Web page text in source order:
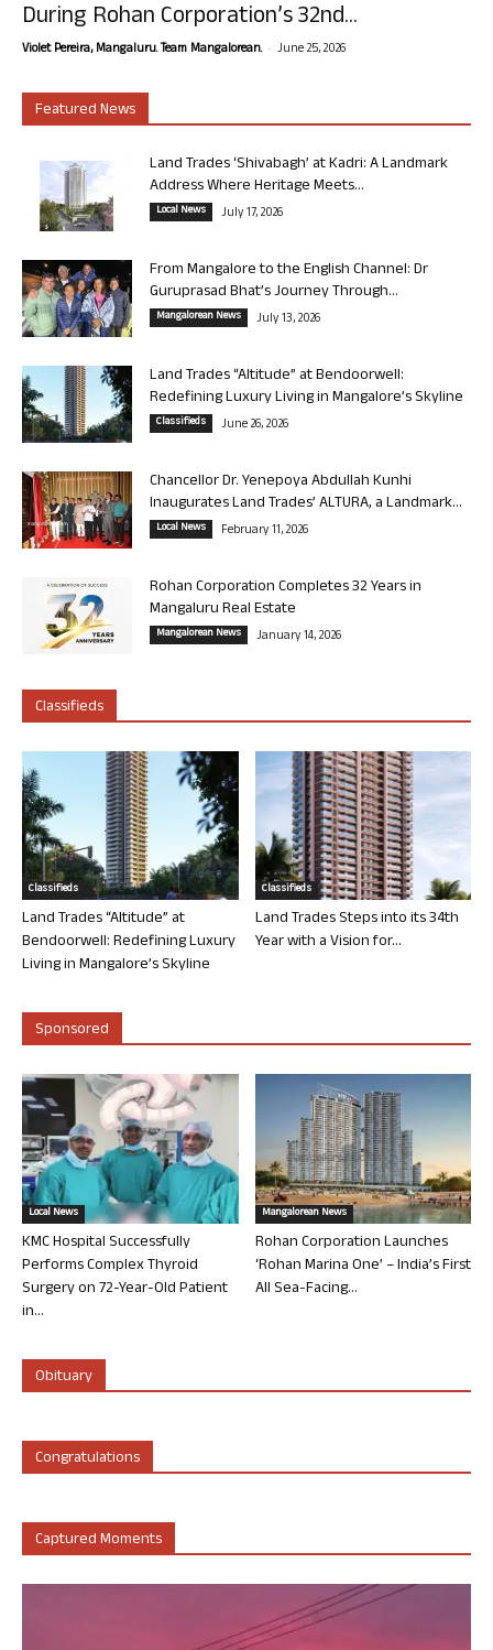
During Rohan Corporation’s 32nd...
Violet Pereira, Mangaluru. Team Mangalorean. - June 25, 2026
Featured News
Land Trades ‘Shivabagh’ at Kadri: A Landmark
Address Where Heritage Meets...
Local News July 17, 2026
From Mangalore to the English Channel: Dr
Guruprasad Bhat’s Journey Through...
Mangalorean News July 13, 2026
Land Trades “Altitude” at Bendoorwell:
Redefining Luxury Living in Mangalore’s Skyline
Classifieds June 26, 2026
Chancellor Dr. Yenepoya Abdullah Kunhi
Inaugurates Land Trades’ ALTURA, a Landmark...
Local News February 11, 2026
Rohan Corporation Completes 32 Years in
Mangaluru Real Estate
Mangalorean News January 14, 2026
Classifieds
Classifieds
Land Trades “Altitude” at
Bendoorwell: Redefining Luxury
Living in Mangalore’s Skyline
Classifieds
Land Trades Steps into its 34th
Year with a Vision for...
Sponsored
Local News
KMC Hospital Successfully
Performs Complex Thyroid
Surgery on 72-Year-Old Patient
in...
Mangalorean News
Rohan Corporation Launches
‘Rohan Marina One’ – India’s First
All Sea-Facing...
Obituary
Congratulations
Captured Moments